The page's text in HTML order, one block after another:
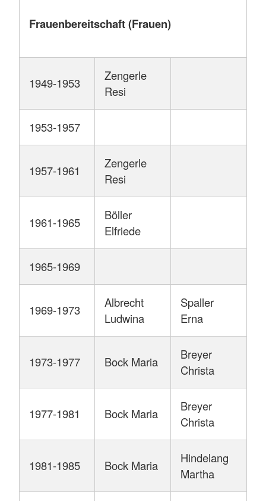
Frauenbereitschaft (Frauen)
1949-1953
Zengerle
Resi
1953-1957
1957-1961
Zengerle
Resi
1961-1965
Böller
Elfriede
1965-1969
1969-1973
Albrecht
Ludwina
Spaller
Erna
1973-1977 Bock Maria
Breyer
Christa
1977-1981 Bock Maria
Breyer
Christa
1981-1985 Bock Maria
Hindelang
Martha